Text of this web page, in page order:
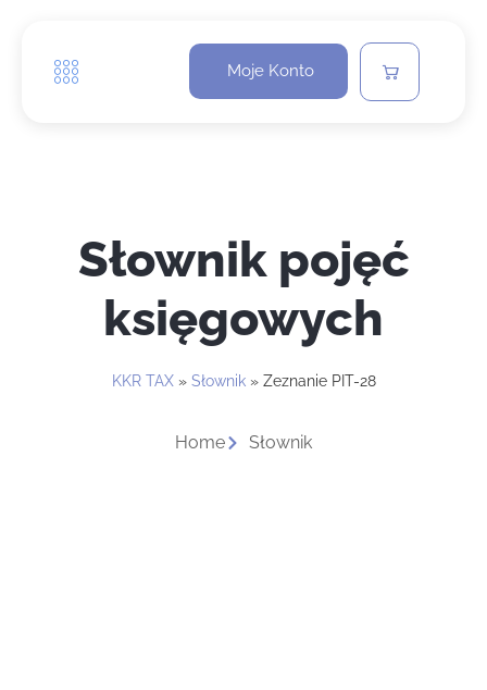
Moje Konto
Słownik pojęć
księgowych
KKR TAX» Słownik» Zeznanie PIT-28
Home Słownik